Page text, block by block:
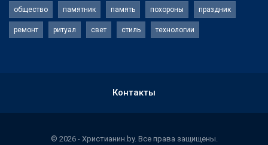
общество памятник память похороны праздник
ремонт ритуал свет стиль технологии
Контакты
© 2026 - Христианин.by. Все права защищены.